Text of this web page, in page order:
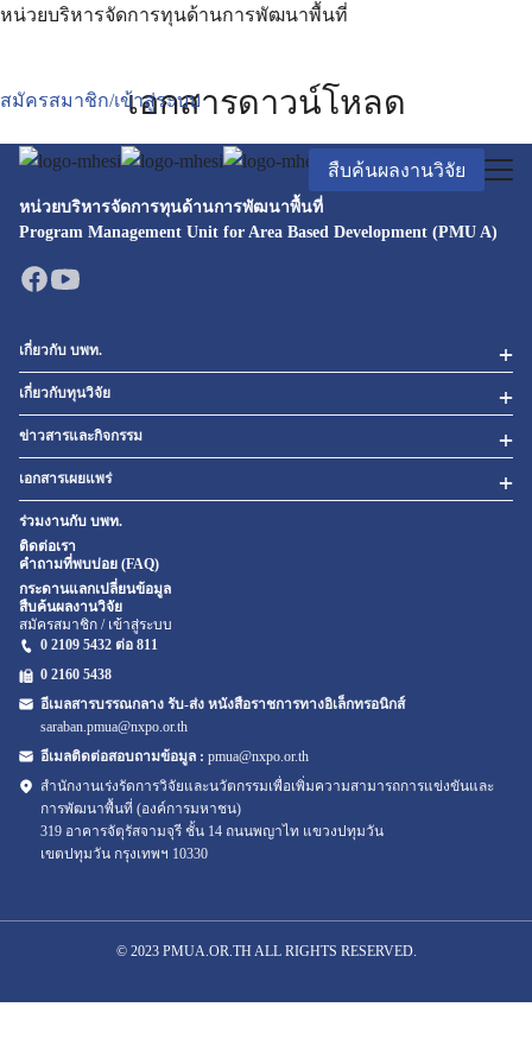
Skip
หน่วยบริหารจัดการทุนด้านการพัฒนาพื้นที่
สมัครสมาชิก/เข้าสู่ระบบ
สืบค้นผลงานวิจัย
for:
เอกสารดาวน์โหลด
หน่วยบริหารจัดการทุนด้านการพัฒนาพื้นที่
Program Management Unit for Area Based Development (PMU A)
เกี่ยวกับ บพท.
เกี่ยวกับทุนวิจัย
ข่าวสารและกิจกรรม
เอกสารเผยแพร่
ร่วมงานกับ บพท.
ติดต่อเรา
คำถามที่พบบ่อย (FAQ)
กระดานแลกเปลี่ยนข้อมูล
สืบค้นผลงานวิจัย
สมัครสมาชิก / เข้าสู่ระบบ
0 2109 5432 ต่อ 811
0 2160 5438
อีเมลสารบรรณกลาง รับ-ส่ง หนังสือราชการทางอิเล็กทรอนิกส์
saraban.pmua@nxpo.or.th
อีเมลติดต่อสอบถามข้อมูล : pmua@nxpo.or.th
สำนักงานเร่งรัดการวิจัยและนวัตกรรมเพื่อเพิ่มความสามารถการแข่งขันและ
การพัฒนาพื้นที่ (องค์การมหาชน)
319 อาคารจัตุรัสจามจุรี ชั้น 14 ถนนพญาไท แขวงปทุมวัน
เขตปทุมวัน กรุงเทพฯ 10330
© 2023 PMUA.OR.TH ALL RIGHTS RESERVED.